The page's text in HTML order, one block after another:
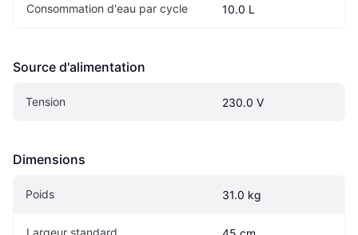
Consommation d'eau par cycle 10.0 L
Source d'alimentation
Tension 230.0 V
Dimensions
Poids 31.0 kg
Largeur standard